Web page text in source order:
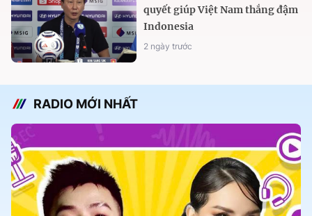
quyết giúp Việt Nam thắng đậm
Indonesia
2 ngày trước
RADIO MỚI NHẤT